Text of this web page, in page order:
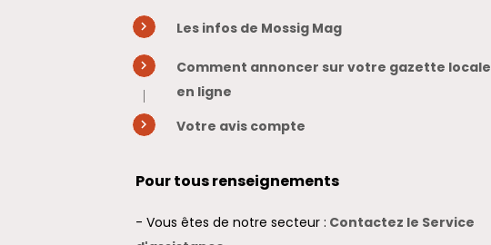
Les infos de Mossig Mag
Comment annoncer sur votre gazette locale
en ligne
Votre avis compte
Pour tous renseignements
- Vous êtes de notre secteur : Contactez le Service